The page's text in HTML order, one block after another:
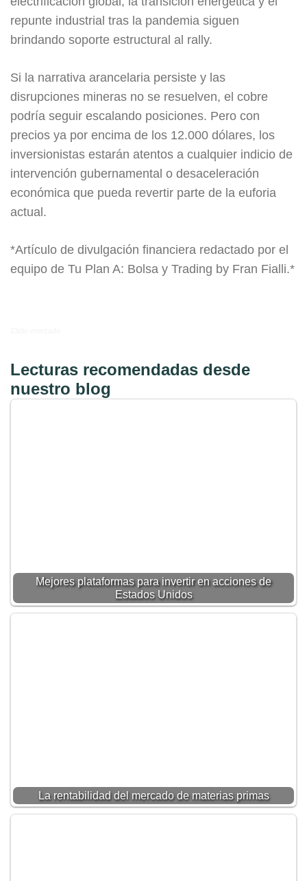
repunte industrial tras la pandemia siguen
brindando soporte estructural al rally.
Si la narrativa arancelaria persiste y las
disrupciones mineras no se resuelven, el cobre
podría seguir escalando posiciones. Pero con
precios ya por encima de los 12.000 dólares, los
inversionistas estarán atentos a cualquier indicio de
intervención gubernamental o desaceleración
económica que pueda revertir parte de la euforia
actual.
*Artículo de divulgación financiera redactado por el
equipo de Tu Plan A: Bolsa y Trading by Fran Fialli.*
Lecturas recomendadas desde
nuestro blog
Mejores plataformas para invertir en acciones de
Estados Unidos
La rentabilidad del mercado de materias primas